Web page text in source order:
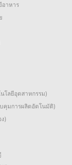
อาหาร
โลยีอุตสาหกรรม)
คุมการผลิตอัตโนมัติ)
)